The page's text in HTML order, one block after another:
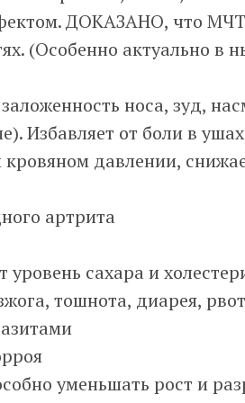
ДОКАЗАНО, что
(Особенно актуально в
носа, зуд,
Избавляет от боли в
давлении,
артрита
сахара и
тошнота, диарея,
уменьшать рост и